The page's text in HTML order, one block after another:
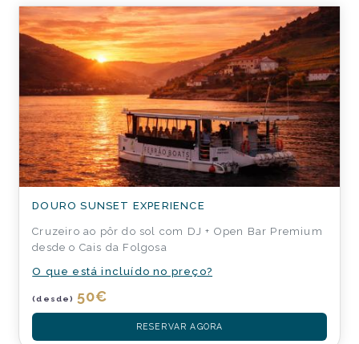
DOURO SUNSET EXPERIENCE
Cruzeiro ao pôr do sol com DJ + Open Bar Premium
desde o Cais da Folgosa
O que está incluído no preço?
(desde) 50€
RESERVAR AGORA